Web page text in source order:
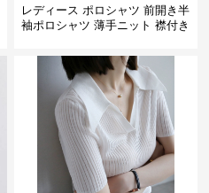
レディース ポロシャツ 前開き半
袖ポロシャツ 薄手ニット 襟付き